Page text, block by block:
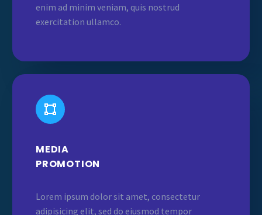
enim ad minim veniam, quis nostrud
exercitation ullamco.


MEDIA
PROMOTION
Lorem ipsum dolor sit amet, consectetur
adipisicing elit, sed do eiusmod tempor